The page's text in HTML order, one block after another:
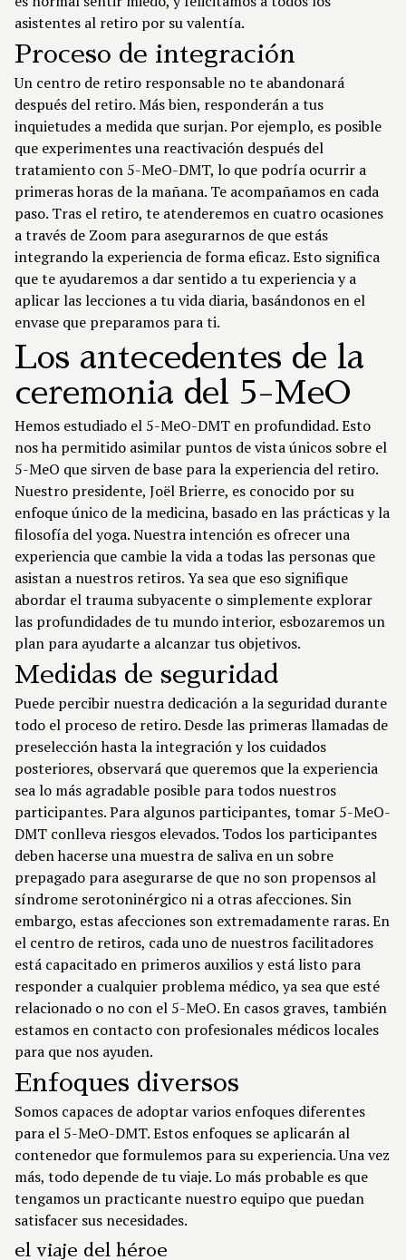
asistentes al retiro por su valentía.
Proceso de integración
Un centro de retiro responsable no te abandonará
después del retiro. Más bien, responderán a tus
inquietudes a medida que surjan. Por ejemplo, es posible
que experimentes una reactivación después del
tratamiento con 5-MeO-DMT, lo que podría ocurrir a
primeras horas de la mañana. Te acompañamos en cada
paso. Tras el retiro, te atenderemos en cuatro ocasiones
a través de Zoom para asegurarnos de que estás
integrando la experiencia de forma eficaz. Esto significa
que te ayudaremos a dar sentido a tu experiencia y a
aplicar las lecciones a tu vida diaria, basándonos en el
envase que preparamos para ti.
Los antecedentes de la
ceremonia del 5-MeO
Hemos estudiado el 5-MeO-DMT en profundidad. Esto
nos ha permitido asimilar puntos de vista únicos sobre el
5-MeO que sirven de base para la experiencia del retiro.
Nuestro presidente, Joël Brierre, es conocido por su
enfoque único de la medicina, basado en las prácticas y la
filosofía del yoga. Nuestra intención es ofrecer una
experiencia que cambie la vida a todas las personas que
asistan a nuestros retiros. Ya sea que eso signifique
abordar el trauma subyacente o simplemente explorar
las profundidades de tu mundo interior, esbozaremos un
plan para ayudarte a alcanzar tus objetivos.
Medidas de seguridad
Puede percibir nuestra dedicación a la seguridad durante
todo el proceso de retiro. Desde las primeras llamadas de
preselección hasta la integración y los cuidados
posteriores, observará que queremos que la experiencia
sea lo más agradable posible para todos nuestros
participantes. Para algunos participantes, tomar 5-MeO-
DMT conlleva riesgos elevados. Todos los participantes
deben hacerse una muestra de saliva en un sobre
prepagado para asegurarse de que no son propensos al
síndrome serotoninérgico ni a otras afecciones. Sin
embargo, estas afecciones son extremadamente raras. En
el centro de retiros, cada uno de nuestros facilitadores
está capacitado en primeros auxilios y está listo para
responder a cualquier problema médico, ya sea que esté
relacionado o no con el 5-MeO. En casos graves, también
estamos en contacto con profesionales médicos locales
para que nos ayuden.
Enfoques diversos
Somos capaces de adoptar varios enfoques diferentes
para el 5-MeO-DMT. Estos enfoques se aplicarán al
contenedor que formulemos para su experiencia. Una vez
más, todo depende de tu viaje. Lo más probable es que
tengamos un practicante nuestro equipo que puedan
satisfacer sus necesidades.
el viaje del héroe